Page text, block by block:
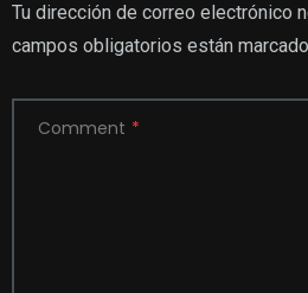
Tu dirección de correo electrónico
campos obligatorios están
Comment *